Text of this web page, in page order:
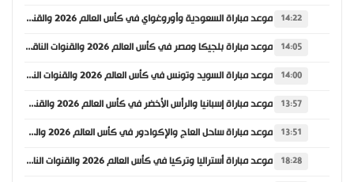
14:22 موعد مباراة السعودية وأوروغواي في كأس العالم 2026 والقنوات الناقلة
14:05 موعد مباراة بلجيكا ومصر في كأس العالم 2026 والقنوات الناقلة
14:00 موعد مباراة السويد وتونس في كأس العالم 2026 والقنوات الناقلة
13:57 موعد مباراة إسبانيا والرأس الأخضر في كأس العالم 2026 والقنوات الناقلة
13:51 موعد مباراة ساحل العاج والإكوادور في كأس العالم 2026 والقنوات الناقلة
18:28 موعد مباراة أستراليا وتركيا في كأس العالم 2026 والقنوات الناقلة